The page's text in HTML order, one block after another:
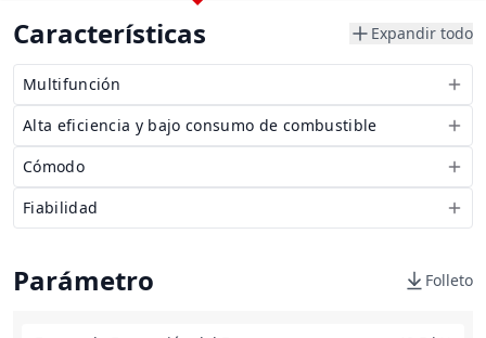
Características Expandir todo
Multifunción
Alta eficiencia y bajo consumo de combustible
Cómodo
Fiabilidad
Parámetro Folleto